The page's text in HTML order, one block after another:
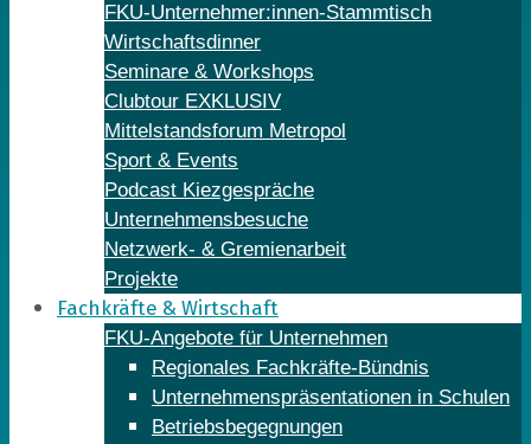
FKU-Unternehmer:innen-Stammtisch
Wirtschaftsdinner
Seminare & Workshops
Clubtour EXKLUSIV
Mittelstandsforum Metropol
Sport & Events
Podcast Kiezgespräche
Unternehmensbesuche
Netzwerk- & Gremienarbeit
Projekte
Fachkräfte & Wirtschaft
FKU-Angebote für Unternehmen
Regionales Fachkräfte-Bündnis
Unternehmenspräsentationen in Schulen
Betriebsbegegnungen